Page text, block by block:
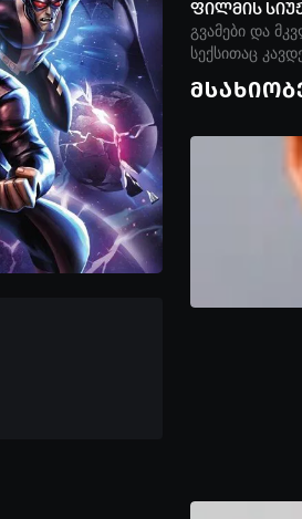
ფილმის
გვამები და
სექსითაც